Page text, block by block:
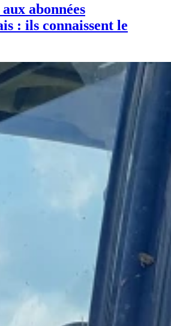
abonnées
: ils connaissent le